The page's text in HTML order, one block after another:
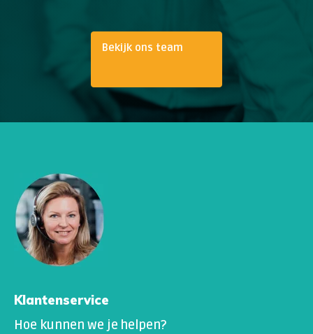
Bekijk ons team
Klantenservice
Hoe kunnen we je helpen?